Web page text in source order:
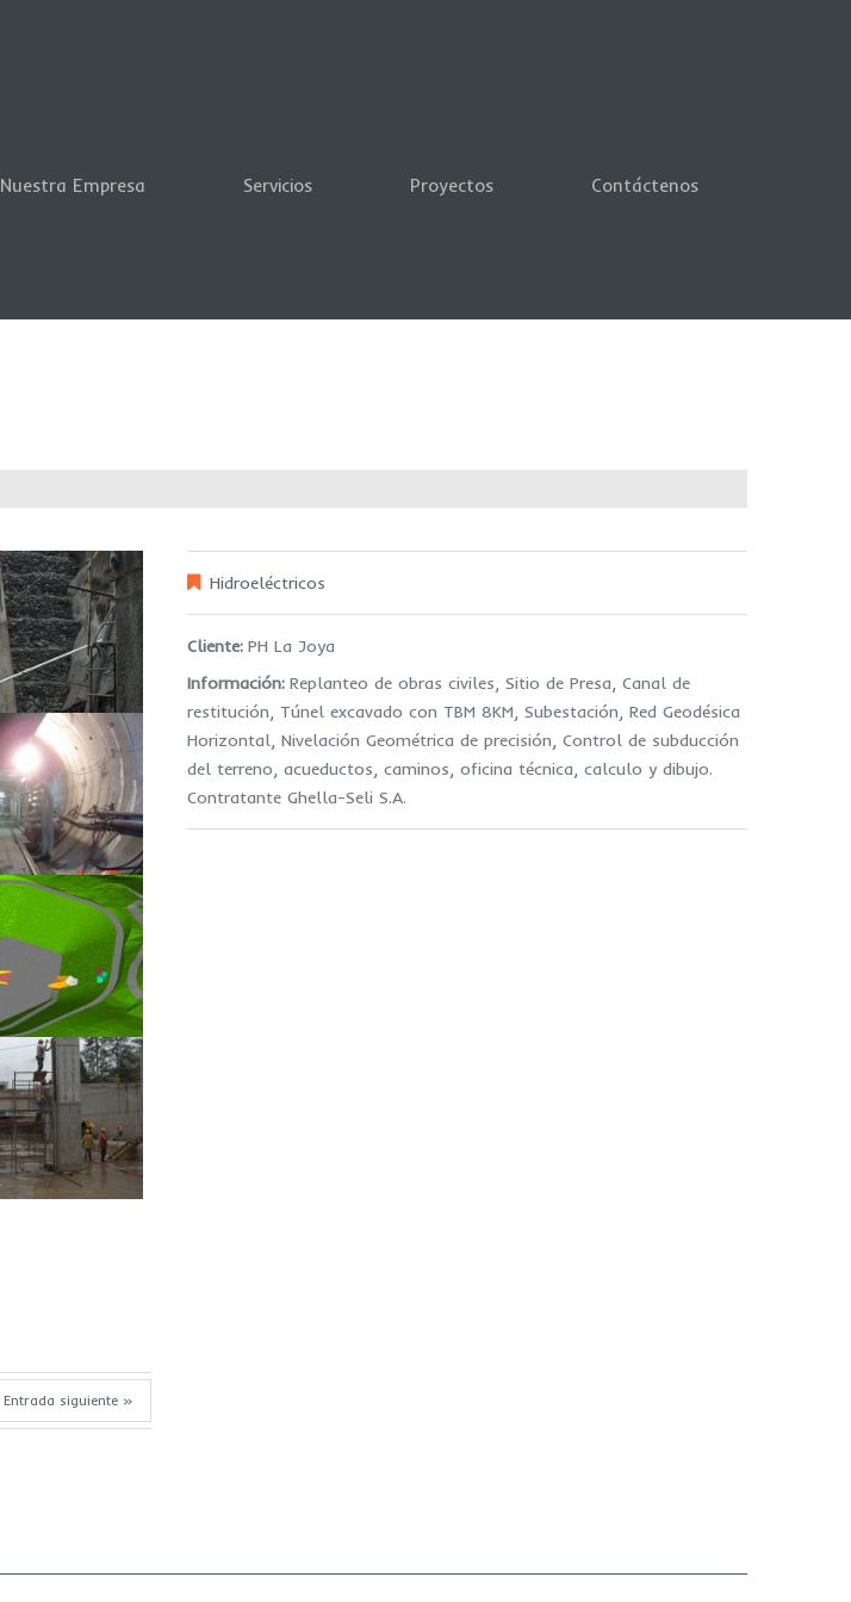
Nuestra Empresa Servicios Proyectos Contáctenos
Entrada siguiente »
Hidroeléctricos
Cliente: PH La Joya
Información: Replanteo de obras civiles, Sitio de Presa, Canal de
restitución, Túnel excavado con TBM 8KM, Subestación, Red Geodésica
Horizontal, Nivelación Geométrica de precisión, Control de subducción
del terreno, acueductos, caminos, oficina técnica, calculo y dibujo.
Contratante Ghella-Seli S.A.